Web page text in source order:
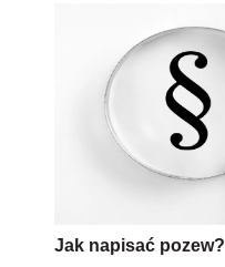
Jak napisać pozew?